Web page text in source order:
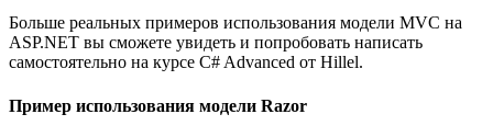
Больше реальных примеров использования модели MVC на
ASP.NET вы сможете увидеть и попробовать написать
самостоятельно на курсе C# Advanced от Hillel.
Пример использования модели Razor